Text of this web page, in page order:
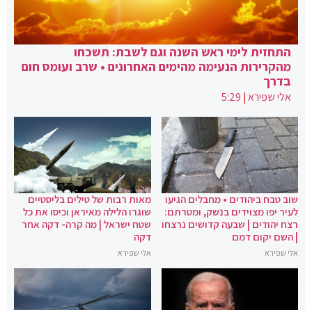
התחזית לימי ראש השנה וגם לשבת: תשכחו
מהקרירות הנעימה מהימים האחרונים • שרב ועומס חום
בדרך
אלי שפירא|
5:29
שוב טבח ביהודים • מחבלים הגיעו
לעיר יפו מצוידים בנשק, ומטרתם:
רצח יהודים | שבעה קדושים נרצחו
| השם יקום דמם
אלי שפירא
מאות רבות של טילים בליסטיים
שוגרו הלילה מאיראן וכיסו את כל
שטח ישראל | מה קרה- דקה אחר
דקה
אלי שפירא